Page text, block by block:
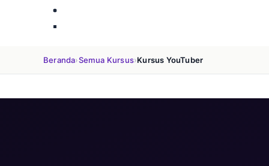
Beranda›Semua Kursus›Kursus YouTuber